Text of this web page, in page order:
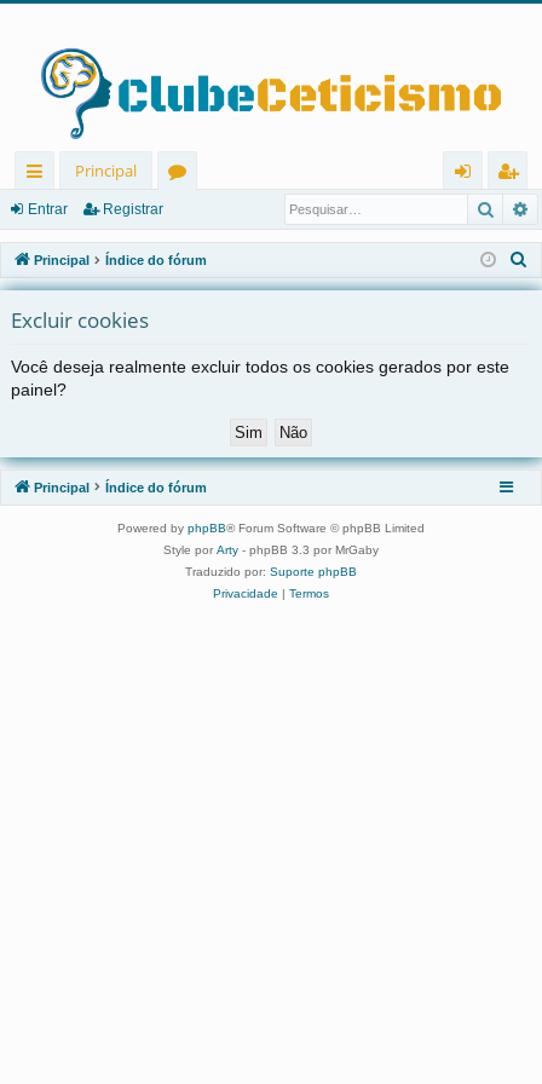
in
ks
rá
pi
os
Principal
u
ns
ra
r
eg
ist
ra
Entrar Registrar
Principal Índice do fórum
e
r
Excluir cookies
Você deseja realmente excluir todos os cookies gerados por este
painel?
Principal Índice do fórum
Powered by phpBB® Forum Software © phpBB Limited
Style por Arty - phpBB 3.3 por MrGaby
Traduzido por: Suporte phpBB
Privacidade | Termos